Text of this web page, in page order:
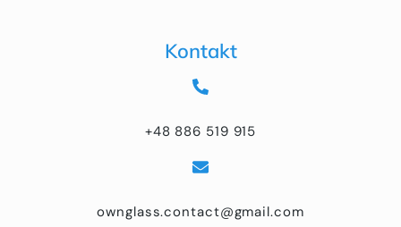
Kontakt
+48 886 519 915
ownglass.contact@gmail.com